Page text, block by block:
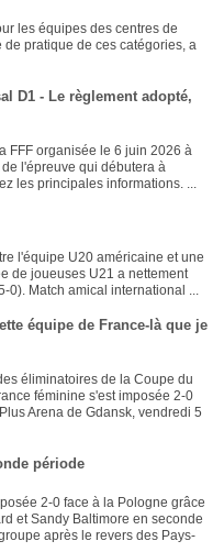
les équipes des centres de
de pratique de ces catégories, a
D1 - Le règlement adopté,
FFF organisée le 6 juin 2026 à
l'épreuve qui débutera à
les principales informations. ...
l'équipe U20 américaine et une
de joueuses U21 a nettement
0). Match amical international ...
équipe de France-là que je
éliminatoires de la Coupe du
féminine s'est imposée 2-0
Arena de Gdansk, vendredi 5
période
2-0 face à la Pologne grâce
et Sandy Baltimore en seconde
après le revers des Pays-